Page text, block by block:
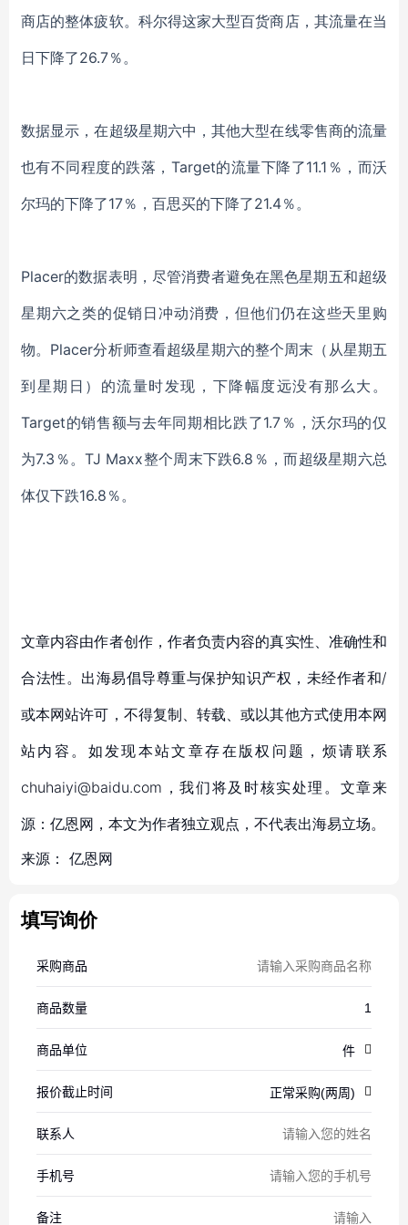
商店的整体疲软。科尔得这家大型百货商店，其流量在当
日下降了26.7％。
数据显示，在超级星期六中，其他大型在线零售商的流量
也有不同程度的跌落 ， Target的流量下降了11.1％，而沃
尔玛的下降了17％，百思买的下降了21.4％。
Placer的数据表明， 尽管消费者避免在黑色星期五和超级
星期六之类的促销日冲动消费 ，但他们仍在这些天里 购
物。 Placer分析师查看超级星期六的整个周末（从星期五
到星期日） 的流量时发现， 下降幅度远没有那么大。
Target的销售额与去年同期相比跌了1.7％，沃尔玛的仅
为7.3％。TJ Maxx整个周末下跌6.8％，而超级星期六总
体仅下跌16.8％。
文章内容由作者创作，作者负责内容的真实性、准确性和
合法性。出海易倡导尊重与保护知识产权，未经作者和/
或本网站许可，不得复制、转载、或以其他方式使用本网
站内容。如发现本站文章存在版权问题，烦请联系
chuhaiyi@baidu.com，我们将及时核实处理。文章来
源：亿恩网，本文为作者独立观点，不代表出海易立场。
来源： 亿恩网
填写询价